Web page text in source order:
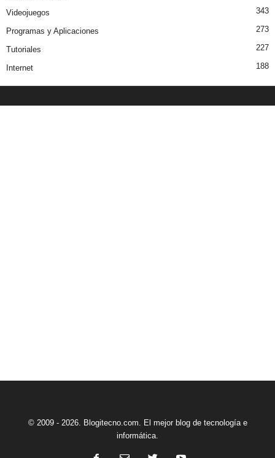
Videojuegos 343
Programas y Aplicaciones 273
Tutoriales 227
Internet 188
© 2009 - 2026. Blogitecno.com. El mejor blog de tecnología e
informática.